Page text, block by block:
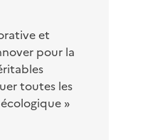
et
pour la
toutes les
»